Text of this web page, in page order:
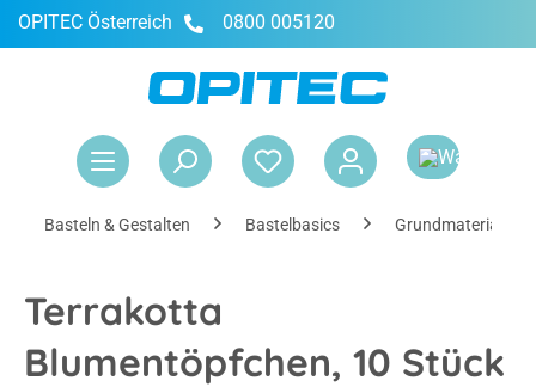
springen
OPITEC Österreich 0800 005120
Basteln & Gestalten Bastelbasics Grundmaterialien
Terrakotta
Blumentöpfchen, 10 Stück